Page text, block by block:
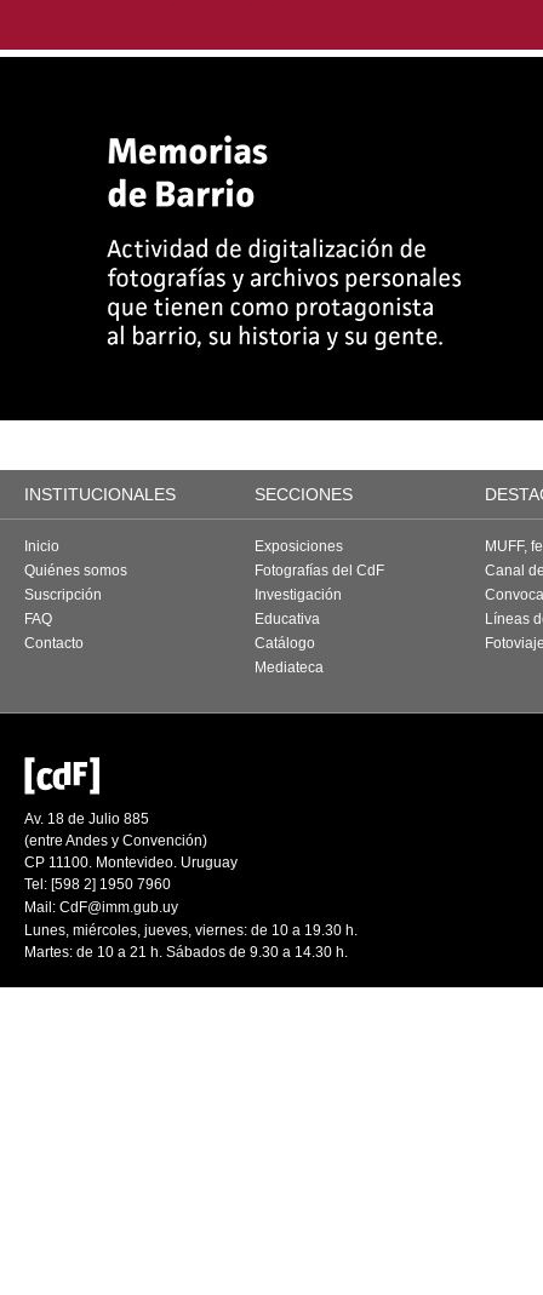
INSTITUCIONALES SECCIONES
Inicio
Quiénes somos
Suscripción
FAQ
Contacto
Exposiciones
Fotografías del CdF
Investigación
Educativa
Catálogo
Mediateca
MUFF,
Canal
Líneas
Av. 18 de Julio 885
(entre Andes y Convención)
CP 11100. Montevideo. Uruguay
Tel: [598 2] 1950 7960
Mail: CdF@imm.gub.uy
Lunes, miércoles, jueves, viernes: de 10 a 19.30 h.
Martes: de 10 a 21 h. Sábados de 9.30 a 14.30 h.